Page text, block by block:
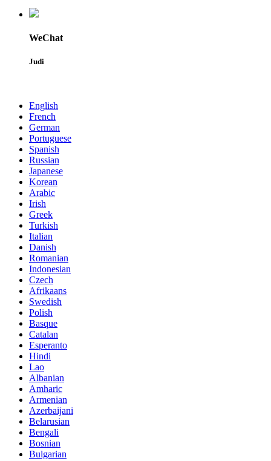
WeChat
Judi
English
French
German
Portuguese
Spanish
Russian
Japanese
Korean
Arabic
Irish
Greek
Turkish
Italian
Danish
Romanian
Indonesian
Czech
Afrikaans
Swedish
Polish
Basque
Catalan
Esperanto
Hindi
Lao
Albanian
Amharic
Armenian
Azerbaijani
Belarusian
Bengali
Bosnian
Bulgarian